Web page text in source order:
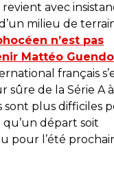
avec
milieu de
n’est pas
Mattéo
français
sûre de la Série A
sont plus difficiles
qu’un départ soit
pour l’été